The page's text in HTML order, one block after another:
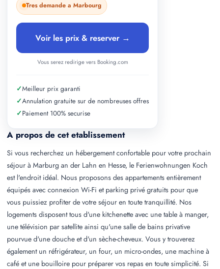
A propos de cet etablissement
Si vous recherchez un hébergement confortable pour votre prochain
séjour à Marburg an der Lahn en Hesse, le Ferienwohnungen Koch
est l'endroit idéal. Nous proposons des appartements entièrement
équipés avec connexion Wi-Fi et parking privé gratuits pour que
vous puissiez profiter de votre séjour en toute tranquillité. Nos
logements disposent tous d'une kitchenette avec une table à manger,
une télévision par satellite ainsi qu'une salle de bains privative
pourvue d'une douche et d'un sèche-cheveux. Vous y trouverez
également un réfrigérateur, un four, un micro-ondes, une machine à
café et une bouilloire pour préparer vos repas en toute simplicité. Si
Tres demande a Marbourg
Voir les prix & reserver →
Vous serez redirige vers Booking.com
✓Meilleur prix garanti
✓Annulation gratuite sur de nombreuses offres
✓Paiement 100% securise